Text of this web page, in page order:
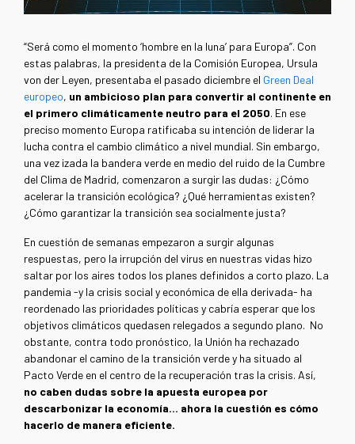
“Será como el momento ‘hombre en la luna’ para Europa”. Con
estas palabras, la presidenta de la Comisión Europea, Ursula
von der Leyen, presentaba el pasado diciembre el Green Deal
europeo, un ambicioso plan para convertir al continente en
el primero climáticamente neutro para el 2050. En ese
preciso momento Europa ratificaba su intención de liderar la
lucha contra el cambio climático a nivel mundial. Sin embargo,
una vez izada la bandera verde en medio del ruido de la Cumbre
del Clima de Madrid, comenzaron a surgir las dudas: ¿Cómo
acelerar la transición ecológica? ¿Qué herramientas existen?
¿Cómo garantizar la transición sea socialmente justa?
En cuestión de semanas empezaron a surgir algunas
respuestas, pero la irrupción del virus en nuestras vidas hizo
saltar por los aires todos los planes definidos a corto plazo. La
pandemia -y la crisis social y económica de ella derivada- ha
reordenado las prioridades políticas y cabría esperar que los
objetivos climáticos quedasen relegados a segundo plano. No
obstante, contra todo pronóstico, la Unión ha rechazado
abandonar el camino de la transición verde y ha situado al
Pacto Verde en el centro de la recuperación tras la crisis. Así,
no caben dudas sobre la apuesta europea por
descarbonizar la economía… ahora la cuestión es cómo
hacerlo de manera eficiente.